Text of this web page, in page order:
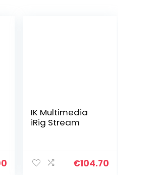
IK Multimedia
iRig Stream
€104.70